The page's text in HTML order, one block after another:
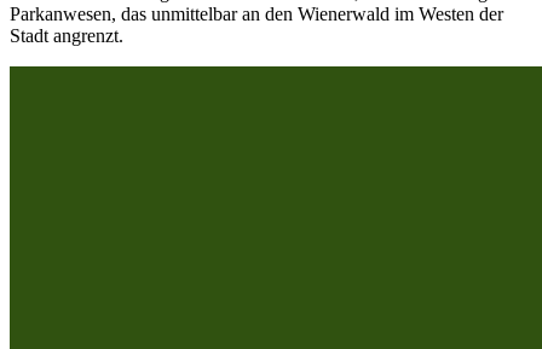
Parkanwesen, das unmittelbar an den Wienerwald im Westen der
Stadt angrenzt.